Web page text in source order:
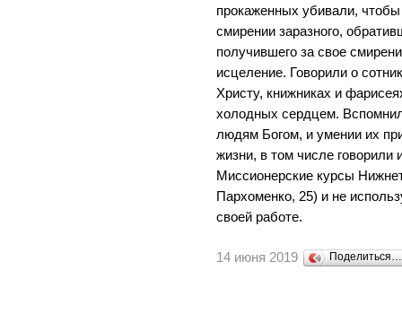
прокаженных убивали,
смирении заразного,
получившего за свое
исцеление. Говорили о
Христу, книжниках и
холодных сердцем.
людям Богом, и умении их
жизни, в том числе
Миссионерские курсы
Пархоменко, 25) и не
своей работе.
14 июня 2019 Поделиться…